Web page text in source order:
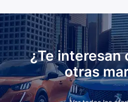
¿Te interesan
otras